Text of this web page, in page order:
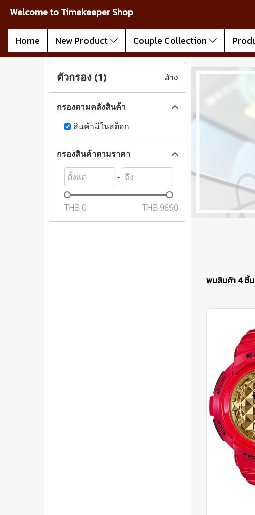
Welcome to Timekeeper Shop
Home New Product Couple Collection
พบสินค้า 4 ชิ้น
ตัวกรอง (1) ล้าง
กรองตามคลังสินค้า
สินค้ามีในสต็อก
กรองสินค้าตามราคา
-
THB 0 THB 9690